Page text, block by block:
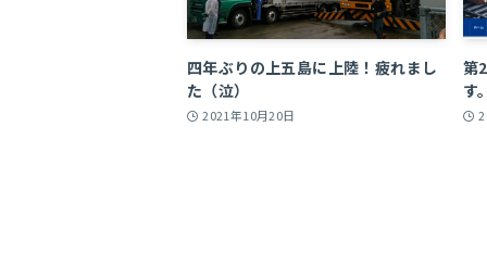
四年ぶりの上五島に上陸！疲れまし
た（泣）
2021年10月20日
第
す